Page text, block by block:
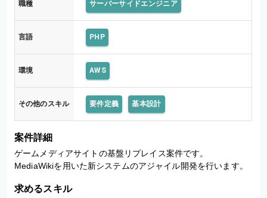
職種 サーバーサイドエンジニア
言語 PHP
環境 AWS
その他のスキル 要件定義 基本設計
案件詳細
ゲームメディアサイトの基盤リプレイス案件です。
MediaWikiを用いた新システムのアジャイル開発を行います。
求めるスキル